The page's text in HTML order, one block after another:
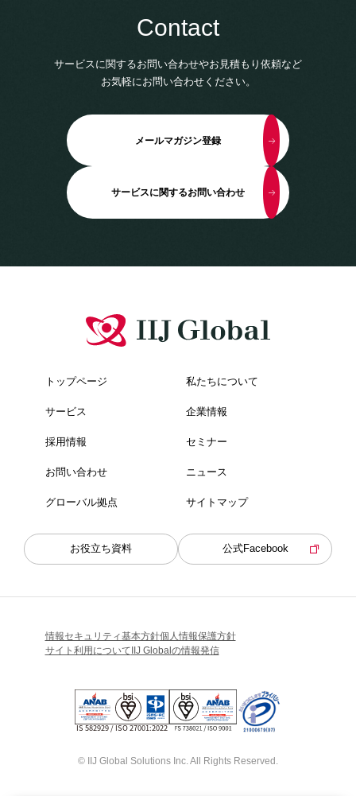
Contact
サービスに関するお問い合わせやお見積もり依頼など
お気軽にお問い合わせください。
メールマガジン登録
サービスに関するお問い合わせ
トップページ 私たちについて
サービス 企業情報
採用情報 セミナー
お問い合わせ ニュース
グローバル拠点 サイトマップ
お役立ち資料 公式Facebook
情報セキュリティ基本方針個人情報保護方針
サイト利用についてIIJ Globalの情報発信
© IIJ Global Solutions Inc. All Rights Reserved.